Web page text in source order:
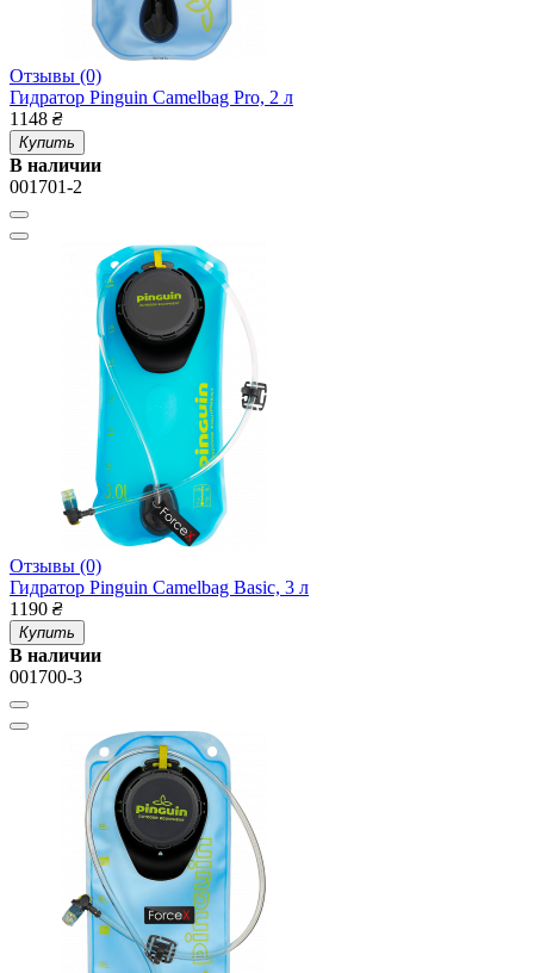
Отзывы (0)
Гидратор Pinguin Camelbag Pro, 2 л
1148 ₴
Купить
В наличии
001701-2
Отзывы (0)
Гидратор Pinguin Camelbag Basic, 3 л
1190 ₴
Купить
В наличии
001700-3